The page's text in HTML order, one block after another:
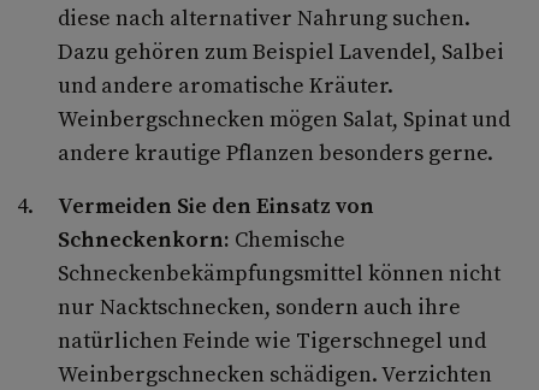
diese nach alternativer Nahrung suchen.
Dazu gehören zum Beispiel Lavendel, Salbei
und andere aromatische Kräuter.
Weinbergschnecken mögen Salat, Spinat und
andere krautige Pflanzen besonders gerne.
Vermeiden Sie den Einsatz von
Schneckenkorn: Chemische
Schneckenbekämpfungsmittel können nicht
nur Nacktschnecken, sondern auch ihre
natürlichen Feinde wie Tigerschnegel und
Weinbergschnecken schädigen. Verzichten